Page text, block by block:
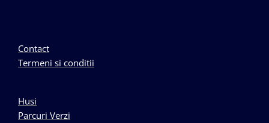
Contact
Termeni si conditii
Husi
Parcuri Verzi